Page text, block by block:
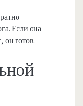
Если она
он готов.